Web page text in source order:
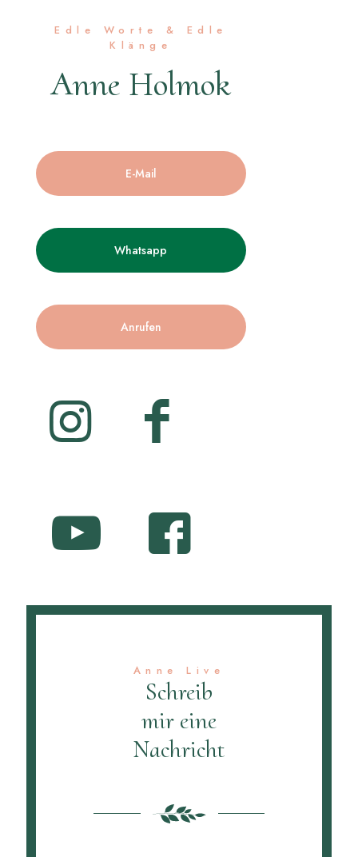
Edle Worte & Edle
Klänge
Anne Holmok
E-Mail
Whatsapp
Anrufen
Anne Live
Schreib
mir eine
Nachricht